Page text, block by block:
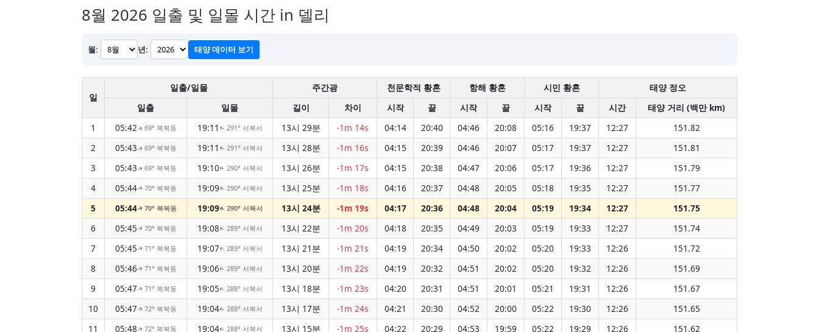
8월 2026 일출 및 일몰 시간 in 델리
월: 년: 태양 데이터 보기
일
일출/일몰 주간광 천문학적 황혼 항해 황혼 시민 황혼
태양 정오
일출
일몰 길이 차이 시작 끝 시작 끝 시작 끝 시간
태양 거리 (백만 km)
1
05:42↑ 69° 북북동 19:11 ↑ 291° 서북서 13시 29분 -1m 14s 04:14 20:40 04:46 20:08 05:16 19:37 12:27
151.82
2
05:43↑ 69° 북북동 19:11 ↑ 291° 서북서 13시 28분 -1m 16s 04:15 20:39 04:46 20:07 05:17 19:37 12:27
151.81
3
05:43↑ 69° 북북동 19:10↑ 290° 서북서 13시 26분 -1m 17s 04:15 20:38 04:47 20:06 05:17 19:36 12:27
151.79
4
05:44↑ 70° 북북동 19:09↑ 290° 서북서 13시 25분 -1m 18s 04:16 20:37 04:48 20:05 05:18 19:35 12:27
151.77
5
05:44↑ 70° 북북동 19:09↑ 290° 서북서 13시 24분 -1m 19s 04:17 20:36 04:48 20:04 05:19 19:34 12:27
151.75
6
05:45↑ 70° 북북동 19:08↑ 289° 서북서 13시 22분 -1m 20s 04:18 20:35 04:49 20:03 05:19 19:33 12:27
151.74
7
05:45↑ 71° 북북동 19:07↑ 289° 서북서 13시 21분 -1m 21s 04:19 20:34 04:50 20:02 05:20 19:33 12:26
151.72
8
05:46↑ 71° 북북동 19:06↑ 289° 서북서 13시 20분 -1m 22s 04:19 20:32 04:51 20:02 05:20 19:32 12:26
151.69
9
05:47↑ 71° 북북동 19:05↑ 288° 서북서 13시 18분 -1m 23s 04:20 20:31 04:51 20:01 05:21 19:31 12:26
151.67
10
05:47↑ 72° 북북동 19:04↑ 288° 서북서 13시 17분 -1m 24s 04:21 20:30 04:52 20:00 05:22 19:30 12:26
151.65
11
05:48↑ 72° 북북동 19:04↑ 288° 서북서 13시 15분 -1m 25s 04:22 20:29 04:53 19:59 05:22 19:29 12:26
151.62